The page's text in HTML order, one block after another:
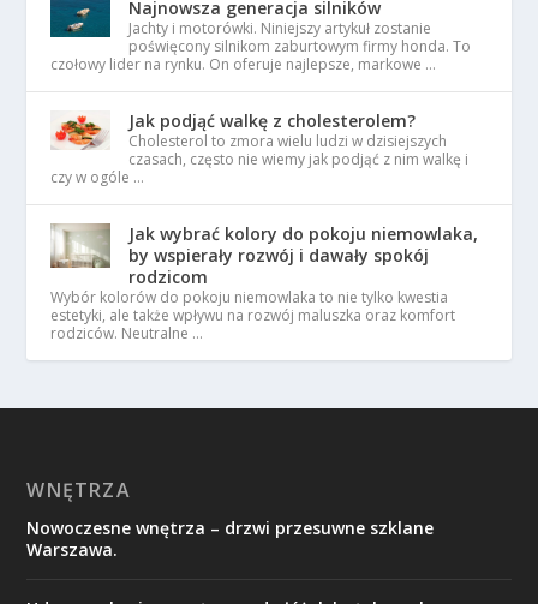
Najnowsza generacja silników
Jachty i motorówki. Niniejszy artykuł zostanie
poświęcony silnikom zaburtowym firmy honda. To
czołowy lider na rynku. On oferuje najlepsze, markowe …
Jak podjąć walkę z cholesterolem?
Cholesterol to zmora wielu ludzi w dzisiejszych
czasach, często nie wiemy jak podjąć z nim walkę i
czy w ogóle …
Jak wybrać kolory do pokoju niemowlaka,
by wspierały rozwój i dawały spokój
rodzicom
Wybór kolorów do pokoju niemowlaka to nie tylko kwestia
estetyki, ale także wpływu na rozwój maluszka oraz komfort
rodziców. Neutralne …
WNĘTRZA
Nowoczesne wnętrza – drzwi przesuwne szklane
Warszawa.